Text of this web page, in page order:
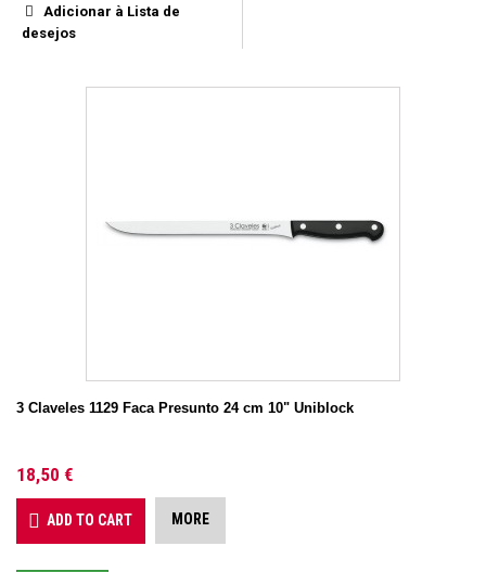
Adicionar à Lista de
desejos
3 Claveles 1129 Faca Presunto 24 cm 10" Uniblock
18,50 €
ADD TO CART MORE